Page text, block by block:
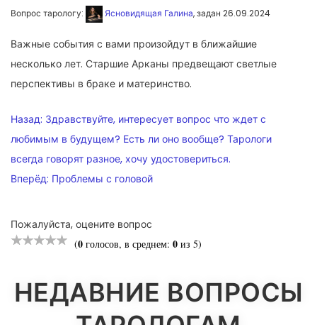
Вопрос тарологу: Ясновидящая Галина, задан 26.09.2024
Важные события с вами произойдут в ближайшие
несколько лет. Старшие Арканы предвещают светлые
перспективы в браке и материнство.
НАВИГАЦИЯ
ПО
ЗАПИСЯМ
Назад: Здравствуйте, интересует вопрос что ждет с
любимым в будущем? Есть ли оно вообще? Тарологи
всегда говорят разное, хочу удостовериться.
Вперёд: Проблемы с головой
Пожалуйста, оцените вопрос
(0 голосов, в среднем: 0 из 5)
НЕДАВНИЕ ВОПРОСЫ